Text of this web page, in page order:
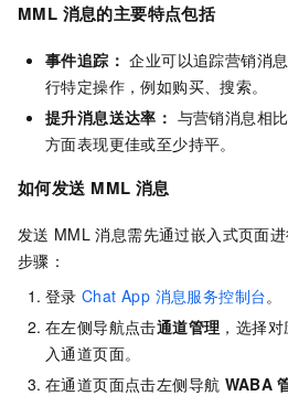
MML 消息的主要特点包括
事件追踪： 企业可以追踪营销消
行特定操作，例如购买、搜索。
提升消息送达率： 与营销消息相
方面表现更佳或至少持平。
如何发送 MML 消息
发送 MML 消息需先通过嵌入式页面
步骤：
登录 Chat App 消息服务控制台。
在左侧导航点击通道管理 ，选择
入通道页面。
在通道页面点击左侧导航 WABA